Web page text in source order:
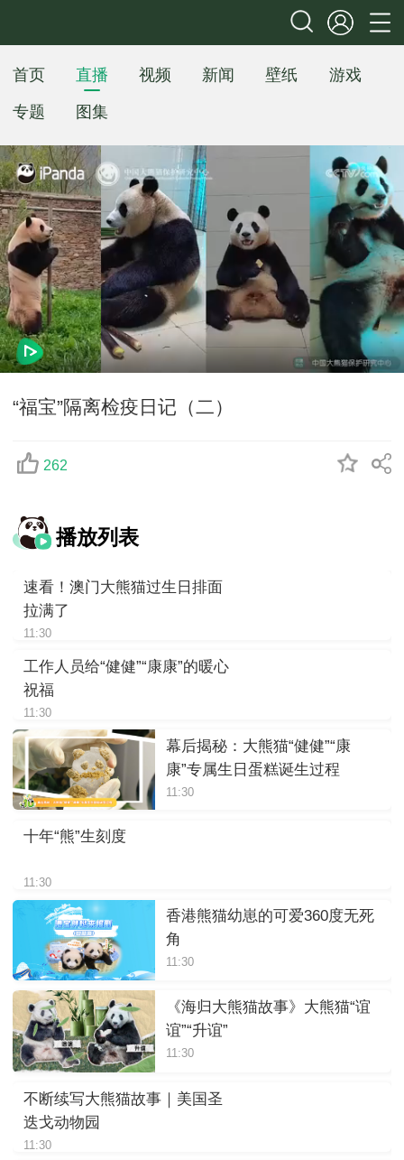
首页 直播 视频 新闻 壁纸
游戏
专题
图集
“福宝”隔离检疫日记（二）
262
播放列表
速看！澳门大熊猫过生日排面
拉满了
11:30
工作人员给“健健”“康康”的暖心
祝福
11:30
幕后揭秘：大熊猫“健健”“康
康”专属生日蛋糕诞生过程
11:30
十年“熊”生刻度
11:30
香港熊猫幼崽的可爱360度无死
角
11:30
《海归大熊猫故事》大熊猫“谊
谊”“升谊”
11:30
不断续写大熊猫故事｜美国圣
迭戈动物园
11:30